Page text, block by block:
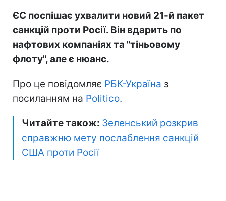
ЄС поспішає ухвалити новий 21-й пакет
санкцій проти Росії. Він вдарить по
нафтових компаніях та "тіньовому
флоту", але є нюанс.
Про це повідомляє РБК-Україна з
посиланням на Politico.
Читайте також: Зеленський розкрив
справжню мету послаблення санкцій
США проти Росії